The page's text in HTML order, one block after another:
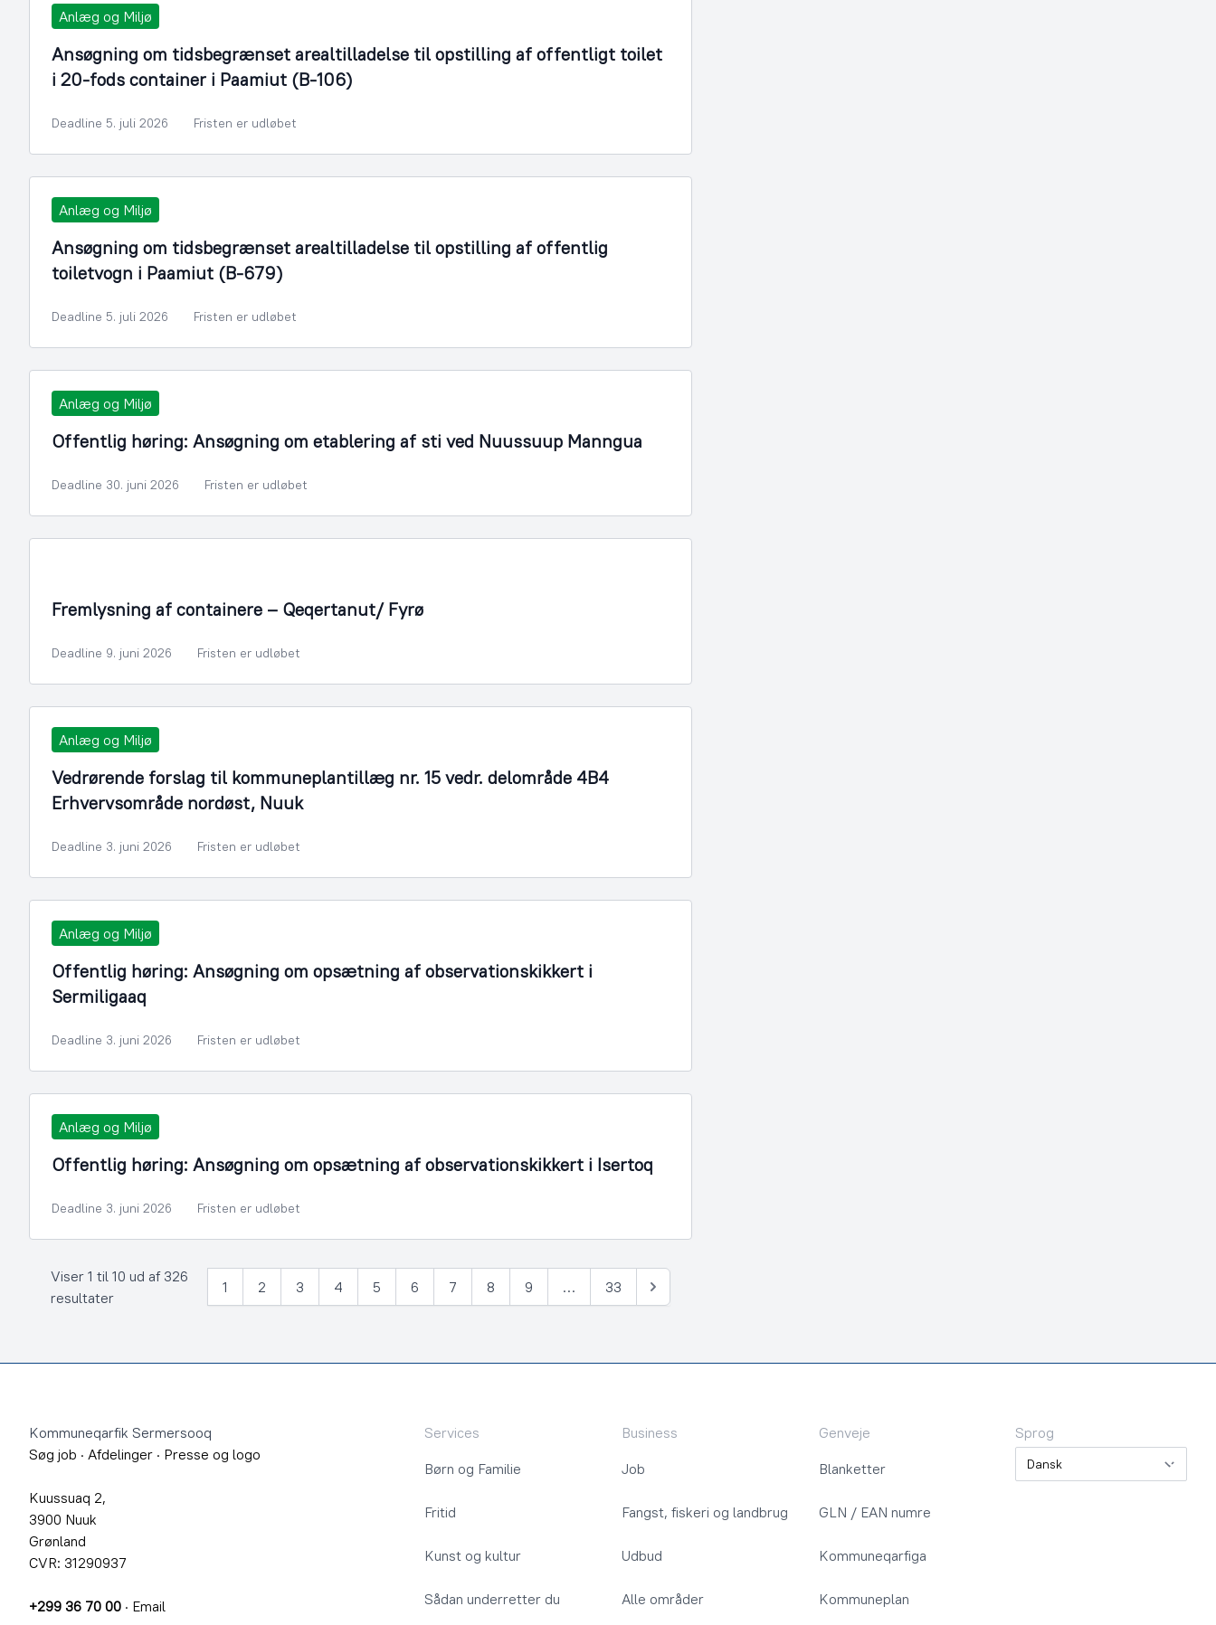
Anlæg og Miljø
Ansøgning om tidsbegrænset arealtilladelse til opstilling af offentligt toilet
i 20-fods container i Paamiut (B-106)
Deadline 5. juli 2026 Fristen er udløbet
Anlæg og Miljø
Ansøgning om tidsbegrænset arealtilladelse til opstilling af offentlig
toiletvogn i Paamiut (B-679)
Deadline 5. juli 2026 Fristen er udløbet
Anlæg og Miljø
Offentlig høring: Ansøgning om etablering af sti ved Nuussuup Manngua
Deadline 30. juni 2026 Fristen er udløbet
Fremlysning af containere – Qeqertanut/ Fyrø
Deadline 9. juni 2026 Fristen er udløbet
Anlæg og Miljø
Vedrørende forslag til kommuneplantillæg nr. 15 vedr. delområde 4B4
Erhvervsområde nordøst, Nuuk
Deadline 3. juni 2026 Fristen er udløbet
Anlæg og Miljø
Offentlig høring: Ansøgning om opsætning af observationskikkert i
Sermiligaaq
Deadline 3. juni 2026 Fristen er udløbet
Anlæg og Miljø
Offentlig høring: Ansøgning om opsætning af observationskikkert i Isertoq
Deadline 3. juni 2026 Fristen er udløbet
Viser 1 til 10 ud af 326
resultater
1 2 3 4 5 6 7 8 9 … 33
Næste
Kommuneqarfik Sermersooq
Søg job · Afdelinger · Presse og logo
Kuussuaq 2,
3900 Nuuk
Grønland
CVR: 31290937
+299 36 70 00 · Email
Services
Børn og Familie
Fritid
Kunst og kultur
Sådan underretter du
Business
Job
Fangst, fiskeri og landbrug
Udbud
Alle områder
Genveje
Blanketter
GLN / EAN numre
Kommuneqarfiga
Kommuneplan
Sprog
Sprog